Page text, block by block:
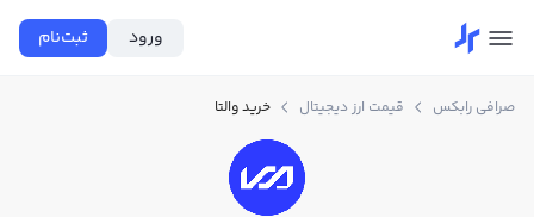
ورود ثبت‌نام
صرافی رابکس قیمت ارز دیجیتال خرید والتا